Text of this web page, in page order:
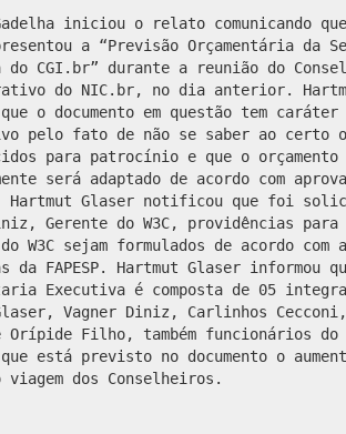
iniciou o relato comunicando
a “Previsão Orçamentária da
do CGI.br” durante a reunião do
do NIC.br, no dia anterior.
o documento em questão tem caráter
pelo fato de não se saber ao certo
para patrocínio e que o orçamento
será adaptado de acordo com
Hartmut Glaser notificou que foi
Gerente do W3C, providências para
W3C sejam formulados de acordo com
da FAPESP. Hartmut Glaser informou
Executiva é composta de 05
Vagner Diniz, Carlinhos
Orípide Filho, também funcionários
está previsto no documento o
viagem dos Conselheiros.